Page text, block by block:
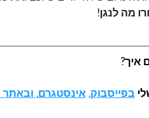
מה לנגן!
איך?
בפייסבוק, אינסטגרם, ובאתר